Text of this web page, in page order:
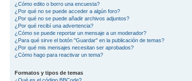
¿Cómo edito o borro una encuesta?
¿Por qué no se puede acceder a algún foro?
¿Por qué no se puede añadir archivos adjuntos?
¿Por qué recibí una advertencia?
¿Cómo se puede reportar un mensaje a un moderador?
¿Para qué sirve el botón "Guardar" en la publicación de temas?
¿Por qué mis mensajes necesitan ser aprobados?
¿Cómo hago para reactivar un tema?
Formatos y tipos de temas